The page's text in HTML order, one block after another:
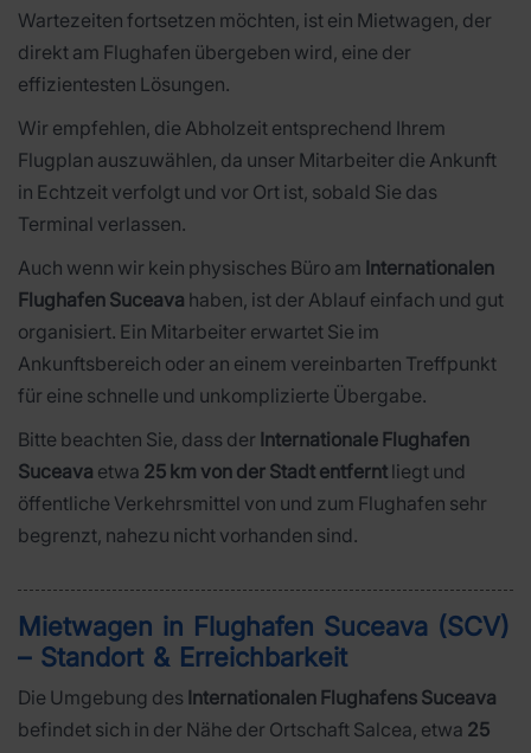
Wartezeiten fortsetzen möchten, ist ein Mietwagen, der
direkt am Flughafen übergeben wird, eine der
effizientesten Lösungen.
Wir empfehlen, die Abholzeit entsprechend Ihrem
Flugplan auszuwählen, da unser Mitarbeiter die Ankunft
in Echtzeit verfolgt und vor Ort ist, sobald Sie das
Terminal verlassen.
Auch wenn wir kein physisches Büro am Internationalen
Flughafen Suceava haben, ist der Ablauf einfach und gut
organisiert. Ein Mitarbeiter erwartet Sie im
Ankunftsbereich oder an einem vereinbarten Treffpunkt
für eine schnelle und unkomplizierte Übergabe.
Bitte beachten Sie, dass der Internationale Flughafen
Suceava etwa 25 km von der Stadt entfernt liegt und
öffentliche Verkehrsmittel von und zum Flughafen sehr
begrenzt, nahezu nicht vorhanden sind.
Mietwagen in Flughafen Suceava (SCV)
– Standort & Erreichbarkeit
Die Umgebung des Internationalen Flughafens Suceava
befindet sich in der Nähe der Ortschaft Salcea, etwa 25